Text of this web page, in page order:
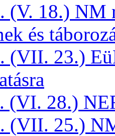
(V. 18.) NM
és
(VII. 23.)
(VI. 28.)
(VII. 25.)